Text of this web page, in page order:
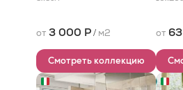
от 3 000 Р/ м2
Смотреть коллекцию
от